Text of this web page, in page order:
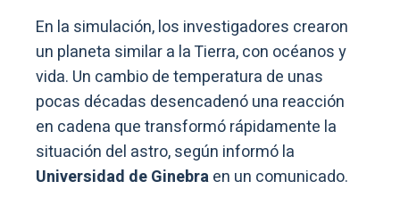
En la simulación, los investigadores crearon
un planeta similar a la Tierra, con océanos y
vida. Un cambio de temperatura de unas
pocas décadas desencadenó una reacción
en cadena que transformó rápidamente la
situación del astro, según informó la
Universidad de Ginebraen un comunicado.